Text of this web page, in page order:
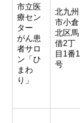
市立医
療セン
ター
がん患
者サロ
ン「ひ
まわ
り」
北九州
市小倉
北区馬
借2丁
目1番1
号